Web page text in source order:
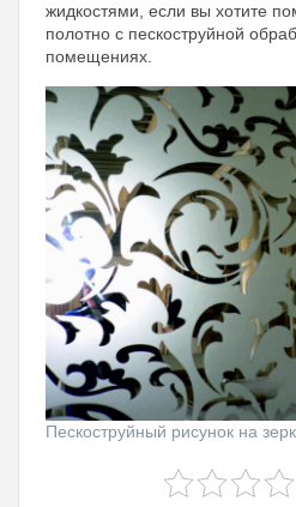
жидкостями, если вы хотите
полотно с пескоструйной
помещениях.
Пескоструйный рисунок на